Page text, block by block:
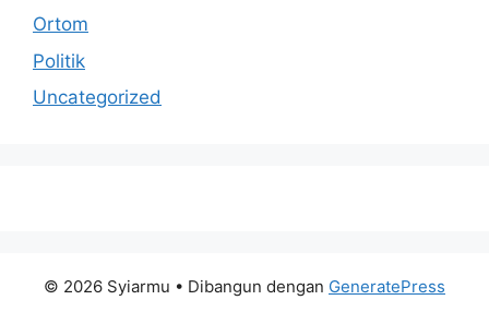
Ortom
Politik
Uncategorized
© 2026 Syiarmu • Dibangun dengan GeneratePress